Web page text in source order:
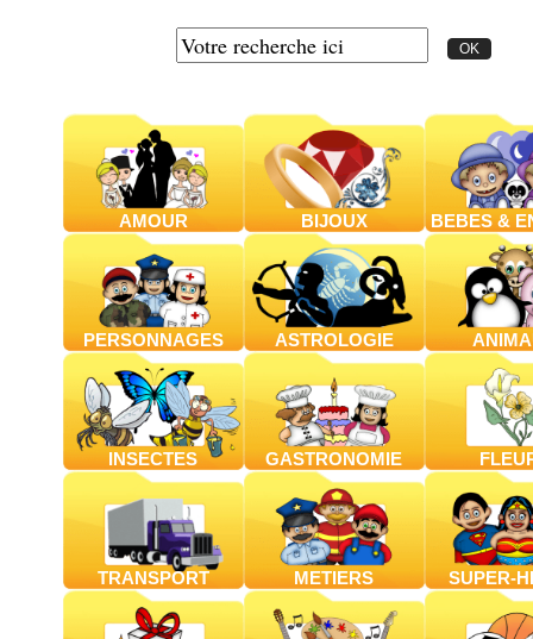
AMOUR BIJOUX BEBES &
PERSONNAGES ASTROLOGIE
INSECTES GASTRONOMIE
TRANSPORT METIERS SUPER-